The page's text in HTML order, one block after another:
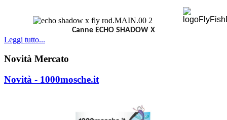
Canne ECHO SHADOW X
Leggi tutto...
Novità Mercato
Novità - 1000mosche.it